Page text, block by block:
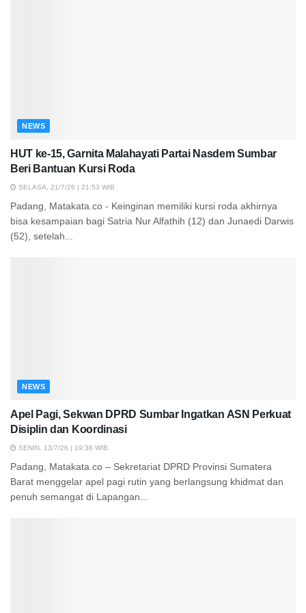
NEWS
HUT ke-15, Garnita Malahayati Partai Nasdem Sumbar
Beri Bantuan Kursi Roda
SELASA, 21/7/26 | 21:53 WIB
Padang, Matakata.co - Keinginan memiliki kursi roda akhirnya
bisa kesampaian bagi Satria Nur Alfathih (12) dan Junaedi Darwis
(52), setelah...
NEWS
Apel Pagi, Sekwan DPRD Sumbar Ingatkan ASN Perkuat
Disiplin dan Koordinasi
SENIN, 13/7/26 | 19:36 WIB
Padang, Matakata.co – Sekretariat DPRD Provinsi Sumatera
Barat menggelar apel pagi rutin yang berlangsung khidmat dan
penuh semangat di Lapangan...